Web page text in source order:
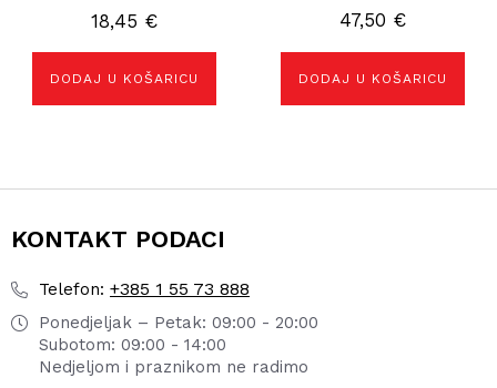
18,45 €
DODAJ U KOŠARICU
47,50 €
DODAJ U KOŠARICU
KONTAKT PODACI
Telefon: +385 1 55 73 888
Ponedjeljak – Petak: 09:00 - 20:00
Subotom: 09:00 - 14:00
Nedjeljom i praznikom ne radimo